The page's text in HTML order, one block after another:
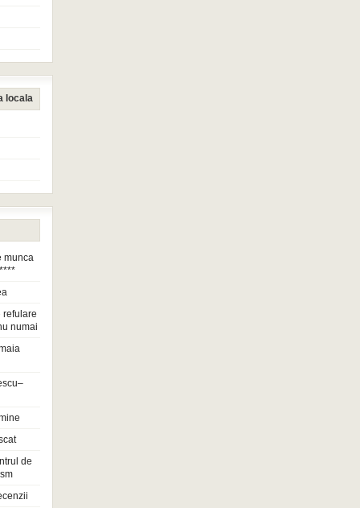
locala
munca
refulare
numai
de